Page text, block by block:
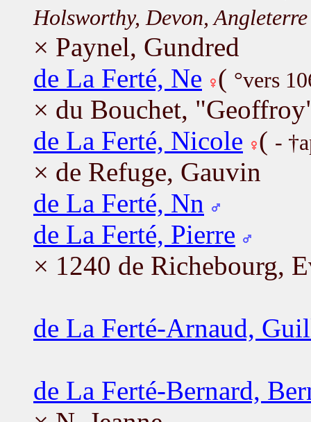
Holsworthy, Devon, Angleterre
× Paynel, Gundred
de La Ferté, Ne ( °vers
× du Bouchet,
de La Ferté, Nicole ( -
× de Refuge, Gauvin
de La Ferté, Nn
de La Ferté, Pierre
× 1240 de Richebourg,
de La Ferté-Arnaud,
de La Ferté-Bernard,